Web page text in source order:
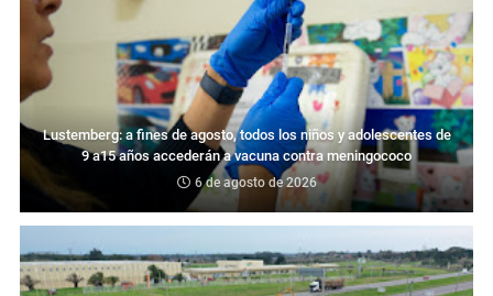
Lustemberg: a fines de agosto, todos los niños y adolescentes de
9 a15 años accederán a vacuna contra meningococo
6 de agosto de 2026